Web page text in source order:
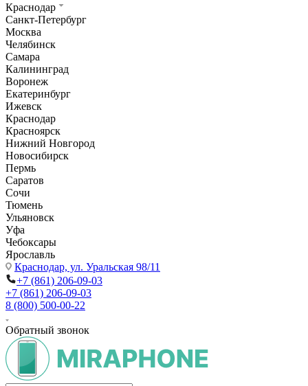
Краснодар
Санкт-Петербург
Москва
Челябинск
Самара
Калининград
Воронеж
Екатеринбург
Ижевск
Краснодар
Красноярск
Нижний Новгород
Новосибирск
Пермь
Саратов
Сочи
Тюмень
Ульяновск
Уфа
Чебоксары
Ярославль
Краснодар, ул. Уральская 98/11
+7 (861) 206-09-03
+7 (861) 206-09-03
8 (800) 500-00-22
Обратный звонок